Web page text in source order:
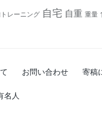
トレーニング 自宅 自重 重量
お問い合わせ 寄稿
名人